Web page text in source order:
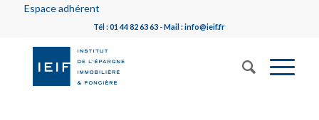
Espace adhérent
Tél : 01 44 82 63 63 - Mail : info@ieif.fr